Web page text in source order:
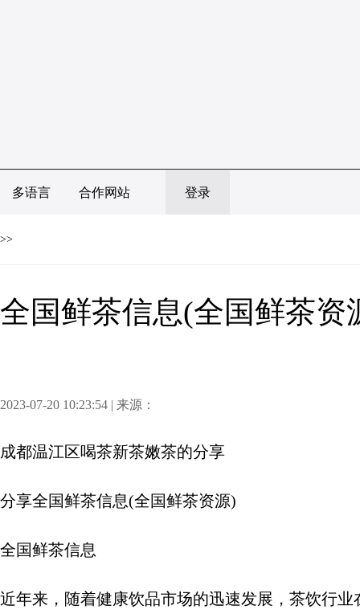
多语言 合作网站 登录
>>
全国鲜茶信息(全国鲜茶
2023-07-20 10:23:54 | 来源：
成都温江区喝茶新茶嫩茶的分享
分享全国鲜茶信息(全国鲜茶资源)
全国鲜茶信息
近年来，随着健康饮品市场的迅速发展，茶饮行